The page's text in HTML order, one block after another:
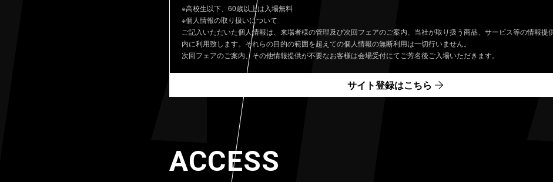
※高校生以下、60歳以上は入場無料
※個人情報の取り扱いについて
ご記入いただいた個人情報は、来場者様の管理及び次回フェアのご案内、当社が取り扱う商品、サービス等の情報提
内に利用致します。それらの目的の範囲を超えての個人情報の無断利用は一切行いません。
次回フェアのご案内、その他情報提供が不要なお客様は会場受付にてご芳名後ご入場いただきます。
サイト登録はこちら
ACCESS